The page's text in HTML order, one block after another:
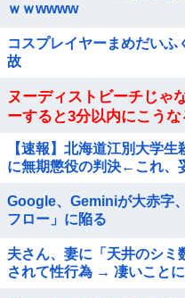
ｗｗwwww
コスプレイヤーまめだい
故
ヌーディストビーチじゃ
ーすると3分以内にこう
【速報】北海道江別大学
に無期懲役の判決←これ、
Google、Geminiが大赤字
フロー」に陥る
夫さん、妻に「天井のシミ
されて性行為 → 凄いこと